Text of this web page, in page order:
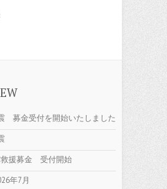
募金受付を開始いたしました
救援募金 受付開始
年7月